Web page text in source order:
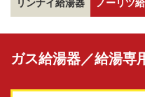
リンナイ給湯器 ノーリツ
ガス給湯器／給湯専